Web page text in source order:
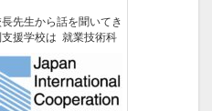
先生から話を聞いてき
援学校は 就業技術科
ます 特別支援学校に
自由特別支援学校、知
支援学校 の種類があ
等部とありますが ...